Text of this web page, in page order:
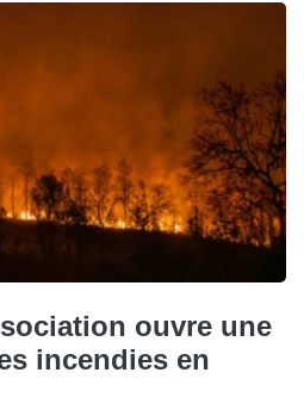
ouvre une
incendies en